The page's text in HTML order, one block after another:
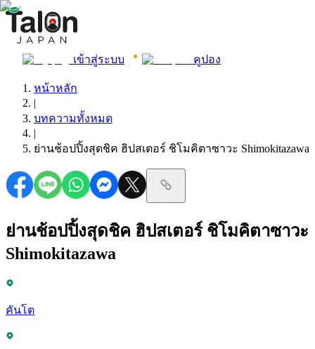
เข้าสู่ระบบ คูปอง
หน้าหลัก
|
บทความทั้งหมด
|
ย่านช้อปปิ้งสุดชิค ฮิปสเตอร์ ชิโมคิตาซาวะ Shimokitazawa
ย่านช้อปปิ้งสุดชิค ฮิปสเตอร์ ชิโมคิตาซาวะ
Shimokitazawa
คันโต